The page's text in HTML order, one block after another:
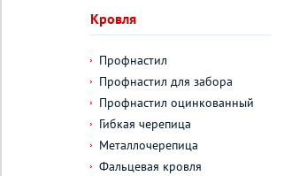
Кровля
Профнастил
Профнастил для забора
Профнастил оцинкованный
Гибкая черепица
Металлочерепица
Фальцевая кровля